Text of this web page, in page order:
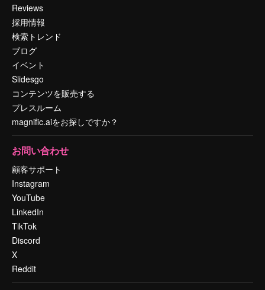
Reviews
採用情報
検索トレンド
ブログ
イベント
Slidesgo
コンテンツを販売する
プレスルーム
magnific.aiをお探しですか？
お問い合わせ
顧客サポート
Instagram
YouTube
LinkedIn
TikTok
Discord
X
Reddit